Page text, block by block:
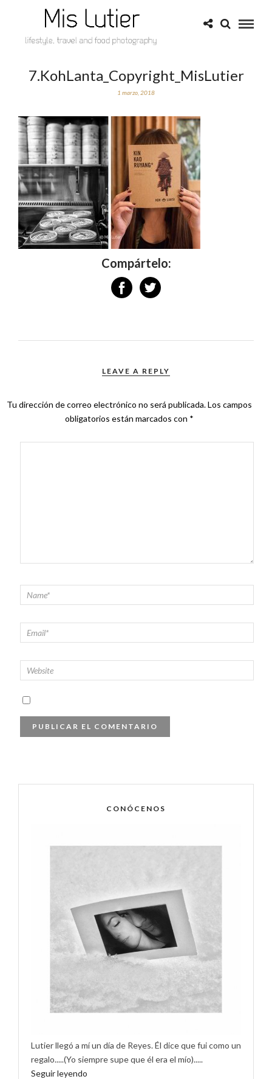
7.KohLanta_Copyright_MisLutier
1 marzo, 2018
Compártelo:
LEAVE A REPLY
Tu dirección de correo electrónico no será publicada.Los campos
obligatorios están marcados con *
CONÓCENOS
Lutier llegó a mí un día de Reyes. Él dice que fui como un
regalo.....(Yo siempre supe que él era el mío).....
Seguir leyendo